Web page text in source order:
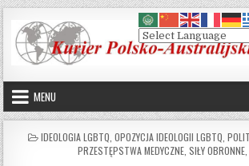
Skip to content
MENU
POSTED IN
IDEOLOGIA LGBTQ OPOZYCJA IDEOLOGII LGBTQ
PRZESTĘPSTWA MEDYCZNE SIŁY OBRONNE